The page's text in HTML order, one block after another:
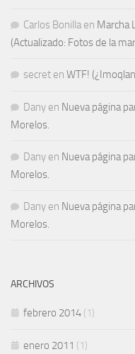
Carlos Bonilla en Marcha
(Actualizado: Fotos de la
secret en WTF!
Dany en Nueva página
Morelos.
Dany en Nueva página
Morelos.
Dany en Nueva página
Morelos.
ARCHIVOS
febrero 2014 (1)
enero 2011 (1)